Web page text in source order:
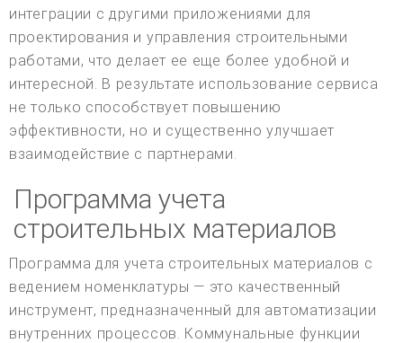
интеграции с другими приложениями для
проектирования и управления строительными
работами, что делает ее еще более удобной и
интересной. В результате использование сервиса
не только способствует повышению
эффективности, но и существенно улучшает
взаимодействие с партнерами.
Программа учета
строительных материалов
Программа для учета строительных материалов с
ведением номенклатуры — это качественный
инструмент, предназначенный для автоматизации
внутренних процессов. Коммунальные функции